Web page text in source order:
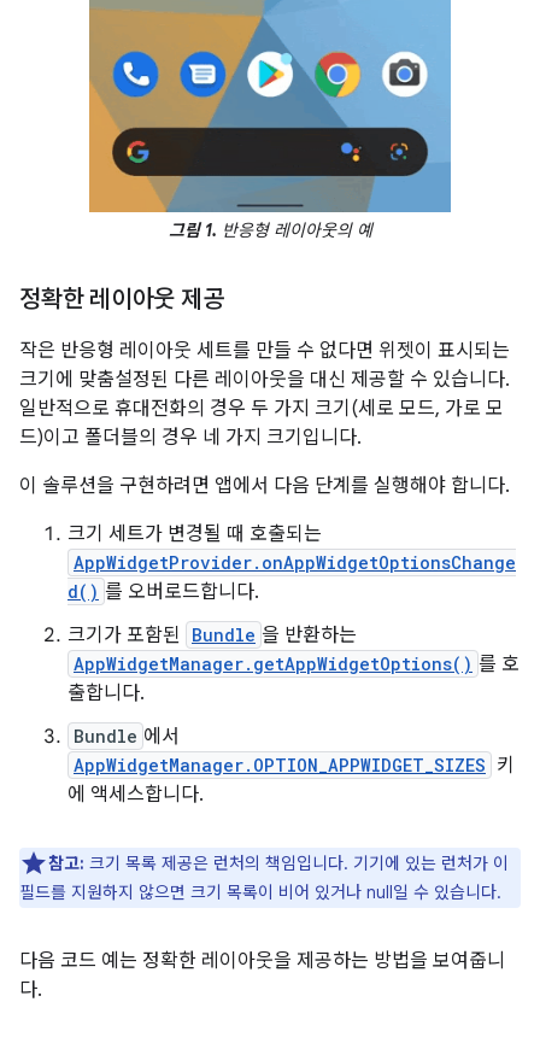
그림 1. 반응형 레이아웃의 예
정확한 레이아웃 제공
작은 반응형 레이아웃 세트를 만들 수 없다면 위젯이 표시되는
크기에 맞춤설정된 다른 레이아웃을 대신 제공할 수 있습니다.
일반적으로 휴대전화의 경우 두 가지 크기(세로 모드, 가로 모
드)이고 폴더블의 경우 네 가지 크기입니다.
이 솔루션을 구현하려면 앱에서 다음 단계를 실행해야 합니다.
크기 세트가 변경될 때 호출되는
AppWidgetProvider.onAppWidgetOptionsChange
d() 를 오버로드합니다.
크기가 포함된 Bundle 을 반환하는
AppWidgetManager.getAppWidgetOptions() 를 호
출합니다.
Bundle 에서
AppWidgetManager.OPTION_APPWIDGET_SIZES 키
에 액세스합니다.
참고: 크기 목록 제공은 런처의 책임입니다. 기기에 있는 런처가 이
필드를 지원하지 않으면 크기 목록이 비어 있거나 null일 수 있습니다.
다음 코드 예는 정확한 레이아웃을 제공하는 방법을 보여줍니
다.